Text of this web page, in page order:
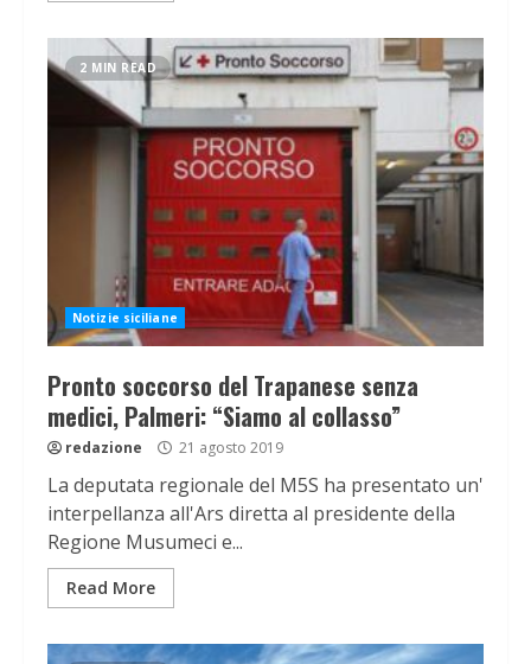
2 MIN READ
Notizie siciliane
Pronto soccorso del Trapanese senza
medici, Palmeri: “Siamo al collasso”
redazione 21 agosto 2019
La deputata regionale del M5S ha presentato un'
interpellanza all'Ars diretta al presidente della
Regione Musumeci e...
Read More